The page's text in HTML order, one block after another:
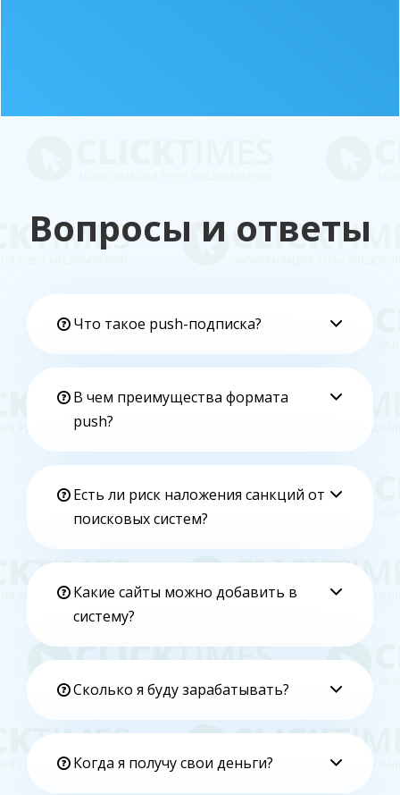
Вопросы и ответы
Что такое push-подписка?
В чем преимущества формата
push?
Есть ли риск наложения санкций от
поисковых систем?
Какие сайты можно добавить в
систему?
Сколько я буду зарабатывать?
Когда я получу свои деньги?